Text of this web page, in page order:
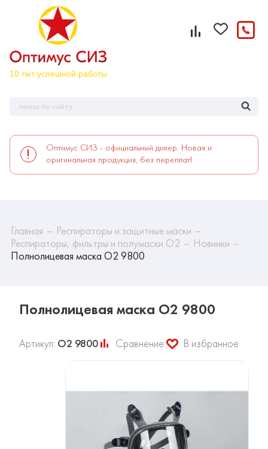
Оптимус СИЗ - официальный дилер. Новая и
оригинальная продукция, без переплат!
Главная
Респираторы и защитные маски
Респираторы, фильтры и полумаски О2
Новинки
Полнолицевая маска О2 9800
Полнолицевая маска О2 9800
Артикул: О2 9800 Сравнение В избранное